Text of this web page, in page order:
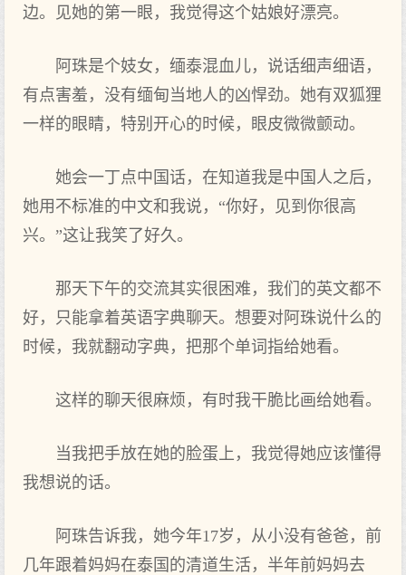
边。见她的第一眼，我觉得这个姑娘好漂亮。
阿珠是个妓女，缅泰混血儿，说话细声细语，
有点害羞，没有缅甸当地人的凶悍劲。她有双狐狸
一样的眼睛，特别开心的时候，眼皮微微颤动。
她会一丁点中国话，在知道我是中国人之后，
她用不标准的中文和我说，“你好，见到你很高
兴。”这让我笑了好久。
那天下午的交流其实很困难，我们的英文都不
好，只能拿着英语字典聊天。想要对阿珠说什么的
时候，我就翻动字典，把那个单词指给她看。
这样的聊天很麻烦，有时我干脆比画给她看。
当我把手放在她的脸蛋上，我觉得她应该懂得
我想说的话。
阿珠告诉我，她今年17岁，从小没有爸爸，前
几年跟着妈妈在泰国的清道生活，半年前妈妈去